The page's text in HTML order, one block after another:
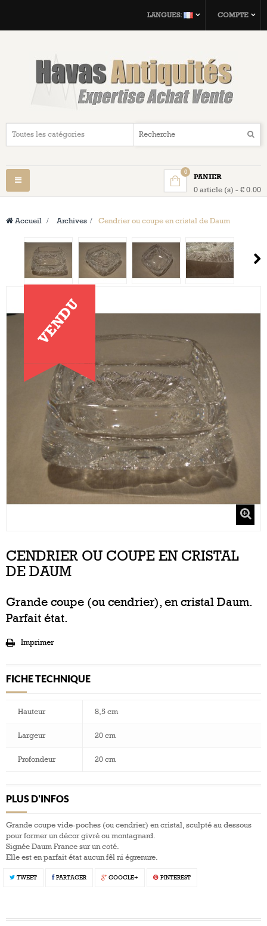
COMPTE
LANGUES:
PANIER
0 article (s) - € 0.00
0
Navigation
bascule
Accueil > Archives > Cendrier ou coupe en cristal de Daum
VENDU
CENDRIER OU COUPE EN CRISTAL
DE DAUM
Grande coupe (ou cendrier), en cristal Daum.
Parfait état.
Imprimer
FICHE TECHNIQUE
Hauteur 8,5 cm
Largeur 20 cm
Profondeur 20 cm
PLUS D'INFOS
Grande coupe vide-poches (ou cendrier) en cristal, sculpté au dessous
pour former un décor givré ou montagnard.
Signée Daum France sur un coté.
Elle est en parfait état aucun fêl ni égrenure.
TWEET PARTAGER GOOGLE+ PINTEREST